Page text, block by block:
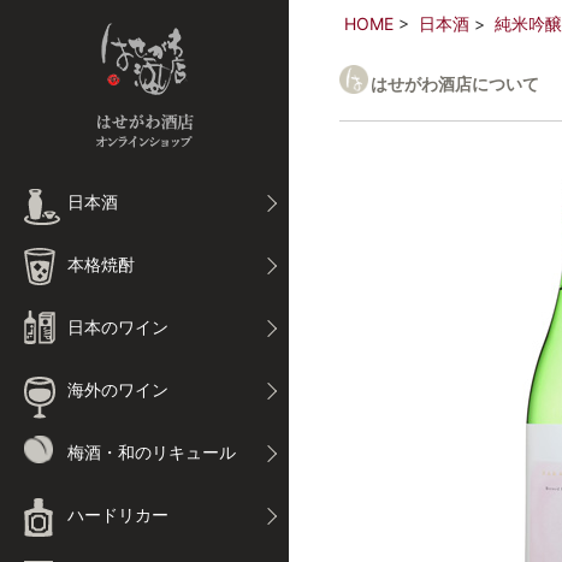
日本酒
本格焼酎
日本のワイン
海外のワイン
梅酒・和のリキュール
ハードリカー
HOME 日本酒 純米吟醸
はせがわ酒店について